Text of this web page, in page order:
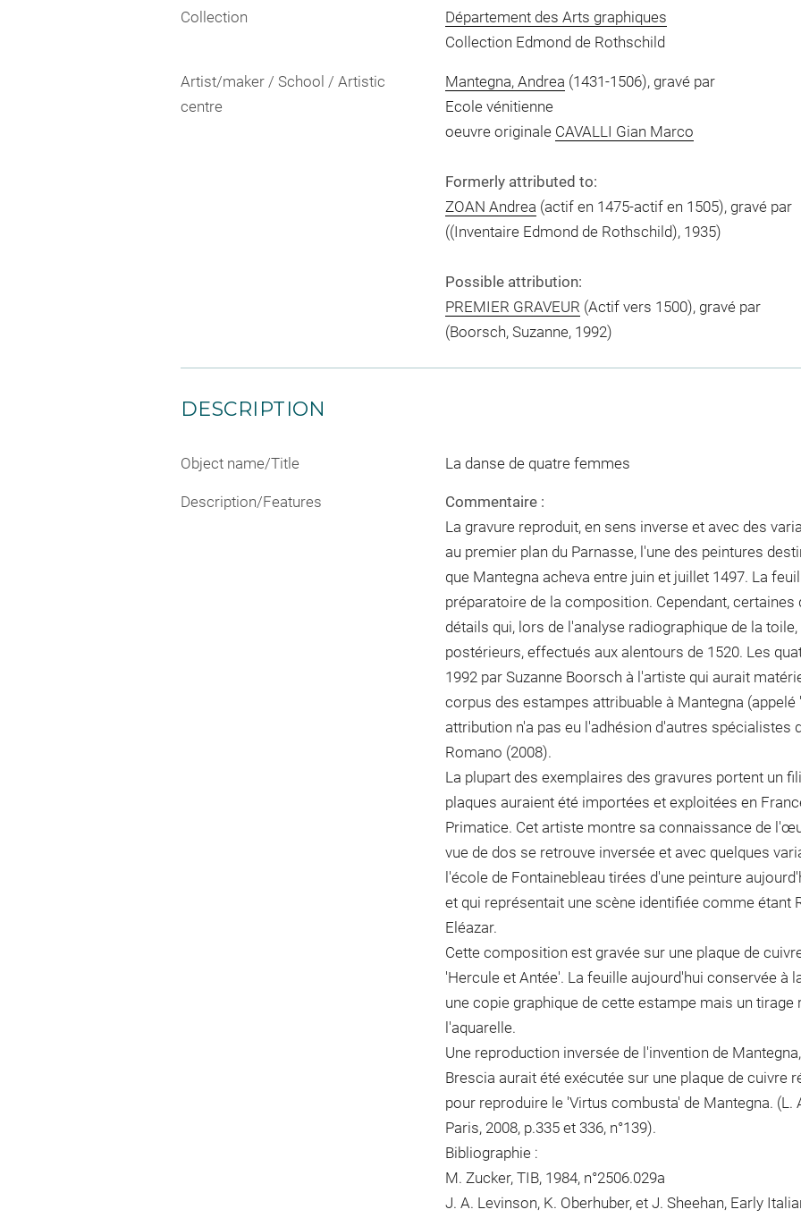
Collection
Département des Arts graphiques
Collection Edmond de Rothschild
Artist/maker / School / Artistic
centre
Mantegna, Andrea (1431-1506), gravé par
Ecole vénitienne
oeuvre originale CAVALLI Gian Marco
Formerly attributed to:
ZOAN Andrea (actif en 1475-actif en 1505), gravé par
((Inventaire Edmond de Rothschild), 1935)
Possible attribution:
PREMIER GRAVEUR (Actif vers 1500), gravé par
(Boorsch, Suzanne, 1992)
DESCRIPTION
Object name/Title La danse de quatre femmes
Description/Features
Commentaire :
La gravure reproduit, en sens inverse et avec des
au premier plan du Parnasse, l'une des peintures
que Mantegna acheva entre juin et juillet 1497. La
préparatoire de la composition. Cependant,
détails qui, lors de l'analyse radiographique de la
postérieurs, effectués aux alentours de 1520. Les
1992 par Suzanne Boorsch à l'artiste qui aurait
corpus des estampes attribuable à Mantegna (appelé
attribution n'a pas eu l'adhésion d'autres spécialistes
Romano (2008).
La plupart des exemplaires des gravures portent un
plaques auraient été importées et exploitées en
Primatice. Cet artiste montre sa connaissance de
vue de dos se retrouve inversée et avec quelques
l'école de Fontainebleau tirées d'une peinture
et qui représentait une scène identifiée comme étant
Eléazar.
Cette composition est gravée sur une plaque de
'Hercule et Antée'. La feuille aujourd'hui conservée à
une copie graphique de cette estampe mais un tirage
l'aquarelle.
Une reproduction inversée de l'invention de
Brescia aurait été exécutée sur une plaque de cuivre
pour reproduire le 'Virtus combusta' de Mantegna. (L.
Paris, 2008, p.335 et 336, n°139).
Bibliographie :
M. Zucker, TIB, 1984, n°2506.029a
J. A. Levinson, K. Oberhuber, et J. Sheehan, Early